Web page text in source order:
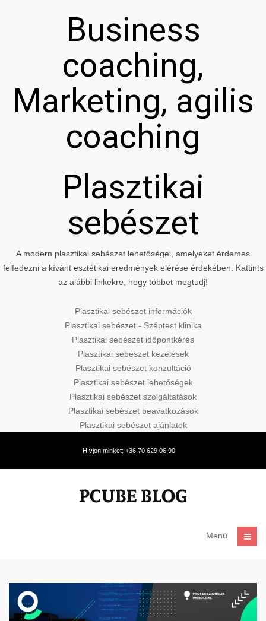
Business
coaching,
Marketing, agilis
coaching
Plasztikai
sebészet
A modern plasztikai sebészet lehetőségei, amelyeket érdemes
felfedezni a kívánt esztétikai eredmények elérése érdekében. Kattints
az alábbi linkekre, hogy többet megtudj!
Plasztikai sebészet információk
Plasztikai sebészet - Széptest klinika
Plasztikai sebészet időpontkérés
Plasztikai sebészet kezelések
Plasztikai sebészet konzultáció
Plasztikai sebészet lehetőségek
Plasztikai sebészet szolgáltatások
Plasztikai sebészet beavatkozások
Plasztikai sebészet ajánlatok
Hívjon minket: +36 70 629 06 90
Menü